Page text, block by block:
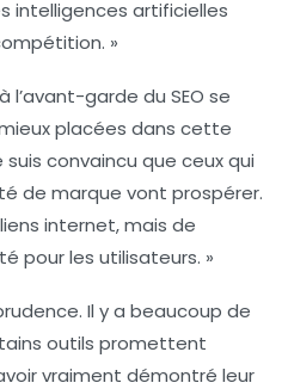
intelligences artificielles
»
l’avant-garde du SEO se
placées dans cette
suis convaincu que ceux qui
de marque vont prospérer.
liens internet, mais de
pour les utilisateurs. »
Il y a beaucoup de
outils promettent
vraiment démontré leur